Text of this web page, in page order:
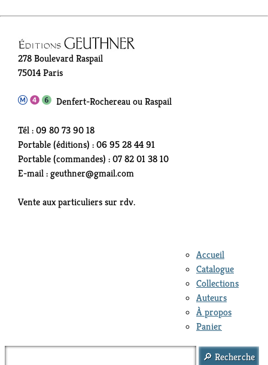
278 Boulevard Raspail
75014 Paris
Denfert-Rochereau ou Raspail
Tél : 09 80 73 90 18
Portable (éditions) : 06 95 28 44 91
Portable (commandes) : 07 82 01 38 10
E-mail : geuthner@gmail.com
Vente aux particuliers sur rdv.
Accueil
Catalogue
Collections
Auteurs
À propos
Panier